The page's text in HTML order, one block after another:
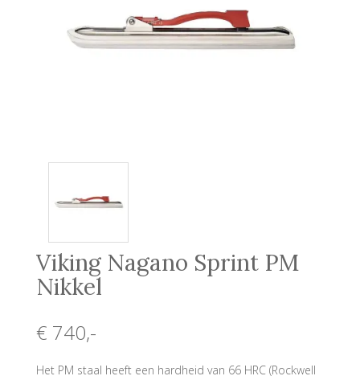
Viking Nagano Sprint PM
Nikkel
€ 740,-
Het PM staal heeft een hardheid van 66 HRC (Rockwell